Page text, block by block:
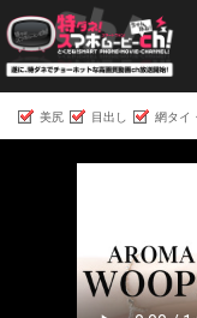
美尻 目出し 網タイ